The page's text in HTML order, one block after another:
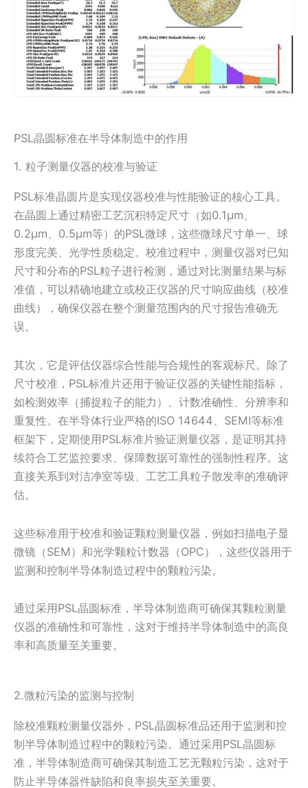
PSL晶圆标准在半导体制造中的作用
1. 粒子测量仪器的校准与验证
PSL标准晶圆片是实现仪器校准与性能验证的核心工具。
在晶圆上通过精密工艺沉积特定尺寸（如0.1µm、
0.2µm、0.5µm等）的PSL微球，这些微球尺寸单一、球
形度完美、光学性质稳定。校准过程中，测量仪器对已知
尺寸和分布的PSL粒子进行检测，通过对比测量结果与标
准值，可以精确地建立或校正仪器的尺寸响应曲线（校准
曲线），确保仪器在整个测量范围内的尺寸报告准确无
误。
其次，它是评估仪器综合性能与合规性的客观标尺。除了
尺寸校准，PSL标准片还用于验证仪器的关键性能指标，
如检测效率（捕捉粒子的能力）、计数准确性、分辨率和
重复性。在半导体行业严格的ISO 14644、SEMI等标准
框架下，定期使用PSL标准片验证测量仪器，是证明其持
续符合工艺监控要求、保障数据可靠性的强制性程序。这
直接关系到对洁净室等级、工艺工具粒子散发率的准确评
估。
这些标准用于校准和验证颗粒测量仪器，例如扫描电子显
微镜（SEM）和光学颗粒计数器（OPC），这些仪器用于
监测和控制半导体制造过程中的颗粒污染。
通过采用PSL晶圆标准，半导体制造商可确保其颗粒测量
仪器的准确性和可靠性，这对于维持半导体制造中的高良
率和高质量至关重要。
2.微粒污染的监测与控制
除校准颗粒测量仪器外，PSL晶圆标准品还用于监测和控
制半导体制造过程中的颗粒污染。通过采用PSL晶圆标
准，半导体制造商可确保其制造工艺无颗粒污染，这对于
防止半导体器件缺陷和良率损失至关重要。